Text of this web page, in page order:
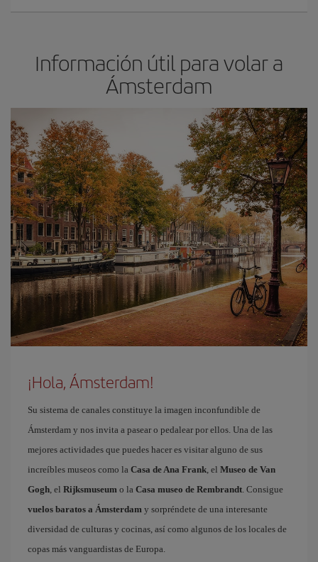
Información útil para volar a
Ámsterdam
¡Hola, Ámsterdam!
Su sistema de canales constituye la imagen inconfundible de
Ámsterdam y nos invita a pasear o pedalear por ellos. Una de las
mejores actividades que puedes hacer es visitar alguno de sus
increíbles museos como la Casa de Ana Frank, el Museo de Van
Gogh, el Rijksmuseum o la Casa museo de Rembrandt. Consigue
vuelos baratos a Ámsterdam y sorpréndete de una interesante
diversidad de culturas y cocinas, así como algunos de los locales de
copas más vanguardistas de Europa.